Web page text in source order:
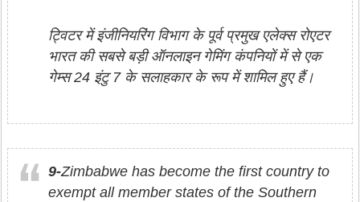
ट्विटर में इंजीनियरिंग विभाग के पूर्व प्रमुख एलेक्स रोएटर
भारत की सबसे बड़ी ऑनलाइन गेमिंग कंपनियों में से एक
गेम्स 24 इंटु 7 के सलाहकार के रूप में शामिल हुए हैं।
9-Zimbabwe has become the first country to
exempt all member states of the Southern